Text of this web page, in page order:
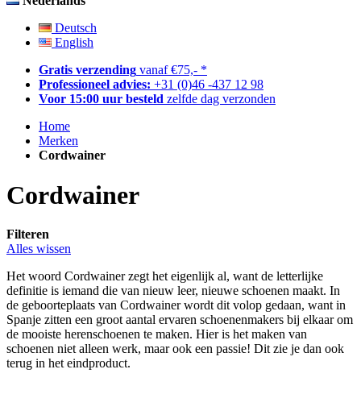
Deutsch
English
Gratis verzending vanaf €75,- *
Professioneel advies: +31 (0)46 -437 12 98
Voor 15:00 uur besteld zelfde dag verzonden
Home
Merken
Cordwainer
Cordwainer
Filteren
Alles wissen
Het woord Cordwainer zegt het eigenlijk al, want de letterlijke
definitie is iemand die van nieuw leer, nieuwe schoenen maakt. In
de geboorteplaats van Cordwainer wordt dit volop gedaan, want in
Spanje zitten een groot aantal ervaren schoenenmakers bij elkaar om
de mooiste herenschoenen te maken. Hier is het maken van
schoenen niet alleen werk, maar ook een passie! Dit zie je dan ook
terug in het eindproduct.